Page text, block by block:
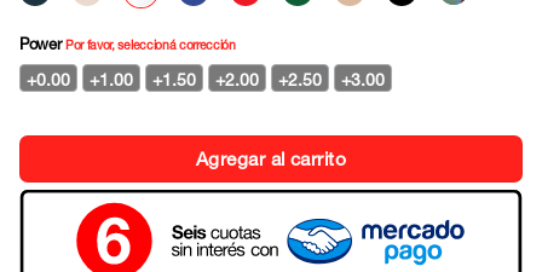
PowerPor favor, seleccioná corrección
+0.00 +1.00 +1.50 +2.00 +2.50 +3.00
Agregar al carrito